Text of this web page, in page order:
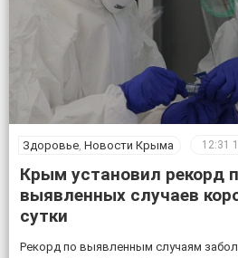
Здоровье Новости Крыма 12:31
Крым установил рекорд
выявленных случаев
сутки
Рекорд по выявленным случаям